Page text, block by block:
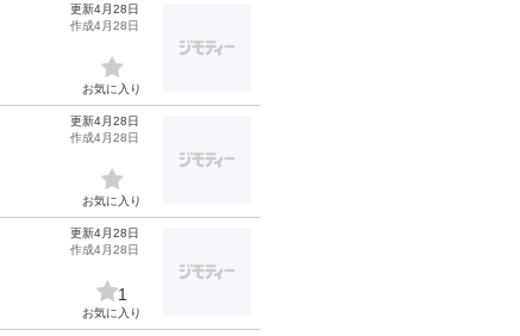
更新4月28日
作成4月28日
お気に入り
更新4月28日
作成4月28日
お気に入り
更新4月28日
作成4月28日
1
お気に入り